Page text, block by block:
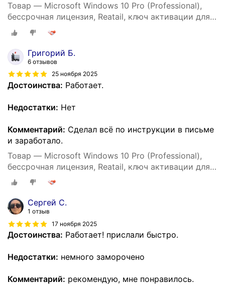
Товар — Microsoft Windows 10 Pro (Professional),
бессрочная лицензия, Reatail, ключ активации для 1
ПК
Григорий Б.
6 отзывов
25 ноября 2025
Достоинства: Работает.
Недостатки: Нет
Комментарий: Сделал всё по инструкции в письме
и заработало.
Товар — Microsoft Windows 10 Pro (Professional),
бессрочная лицензия, Reatail, ключ активации для 1
ПК
Сергей С.
1 отзыв
17 ноября 2025
Достоинства: Работает! прислали быстро.
Недостатки: немного заморочено
Комментарий: рекомендую, мне понравилось.